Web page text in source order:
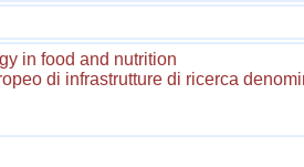
in food and nutrition
di infrastrutture di ricerca